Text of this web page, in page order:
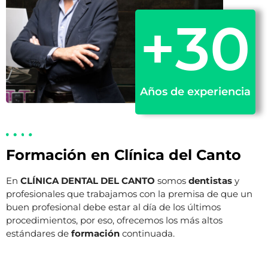
Años de experiencia
+30
Formación en Clínica del Canto
En CLÍNICA DENTAL DEL CANTO somos dentistas y
profesionales que trabajamos con la premisa de que un
buen profesional debe estar al día de los últimos
procedimientos, por eso, ofrecemos los más altos
estándares de formación continuada.